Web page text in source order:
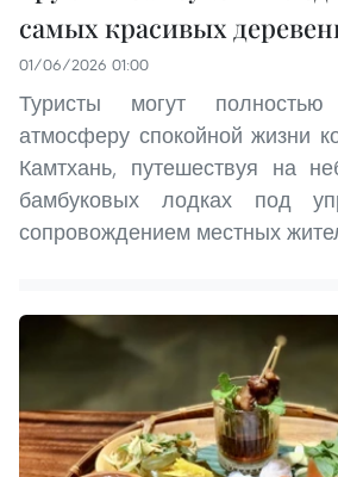
самых красивых
01/06/2026 01:00
Туристы могут
атмосферу спокойной жизни
Камтхань, путешествуя на
бамбуковых лодках под
сопровождением местных